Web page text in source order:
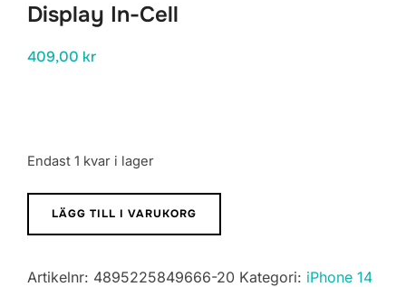
Display In-Cell
409,00 kr
Endast 1 kvar i lager
iPhone
14
med
LÄGG TILL I VARUKORG
Artikelnr: 4895225849666-20 Kategori: iPhone 14